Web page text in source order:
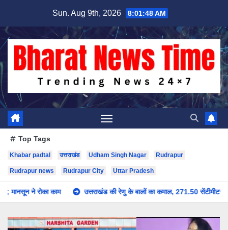
content
Sun. Aug 9th, 2026 8:01:49 AM
Top Tags
Khabar padtal उत्तराखंड Udham Singh Nagar Rudrapur
Rudrapur news Rudrapur City Uttar Pradesh
उत्तराखंड की रेणु के बालों का कमाल, 271.50 सेंटीमीटर लंबाई से बनाया विश्व रिकॉर्ड